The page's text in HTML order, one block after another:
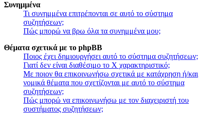
Συνημμένα
Τι συνημμένα επιτρέπονται σε αυτό το σύστημα
συζητήσεων;
Πώς μπορώ να βρω όλα τα συνημμένα μου;
Θέματα σχετικά με το phpBB
Ποιος έχει δημιουργήσει αυτό το σύστημα συζητήσεων;
Γιατί δεν είναι διαθέσιμο το Χ χαρακτηριστικό;
Με ποιον θα επικοινωνήσω σχετικά με κατάχρηση ή/και
νομικά θέματα που σχετίζονται με αυτό το σύστημα
συζητήσεων;
Πώς μπορώ να επικοινωνήσω με τον διαχειριστή του
συστήματος συζητήσεων;